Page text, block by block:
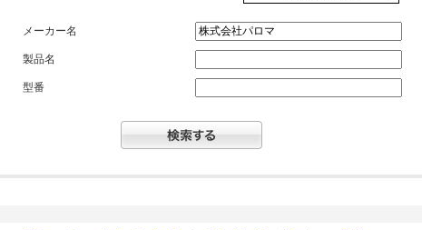
メーカー名
製品名
型番